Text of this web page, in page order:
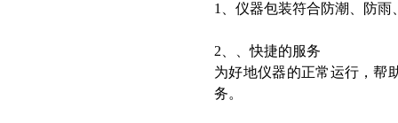
1、仪器包装符合防潮、防
2、、快捷的服务
为好地仪器的正常运行，帮
务。